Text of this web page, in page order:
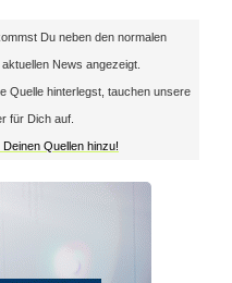
Du neben den normalen
News angezeigt.
Quelle hinterlegst, tauchen unsere
für Dich auf.
Quellen hinzu!